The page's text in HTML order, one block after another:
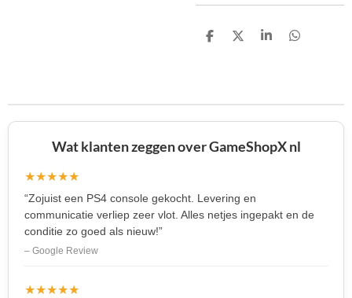
D
D
S
D
Wat klanten zeggen over GameShopX nl
★★★★★
“Zojuist een PS4 console gekocht. Levering en
communicatie verliep zeer vlot. Alles netjes ingepakt en de
conditie zo goed als nieuw!”
– Google Review
★★★★★